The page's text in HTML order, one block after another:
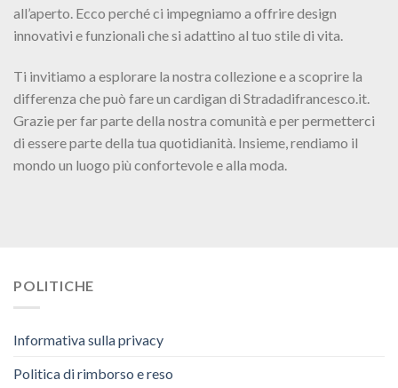
all’aperto. Ecco perché ci impegniamo a offrire design
innovativi e funzionali che si adattino al tuo stile di vita.
Ti invitiamo a esplorare la nostra collezione e a scoprire la
differenza che può fare un cardigan di Stradadifrancesco.it.
Grazie per far parte della nostra comunità e per permetterci
di essere parte della tua quotidianità. Insieme, rendiamo il
mondo un luogo più confortevole e alla moda.
POLITICHE
Informativa sulla privacy
Politica di rimborso e reso